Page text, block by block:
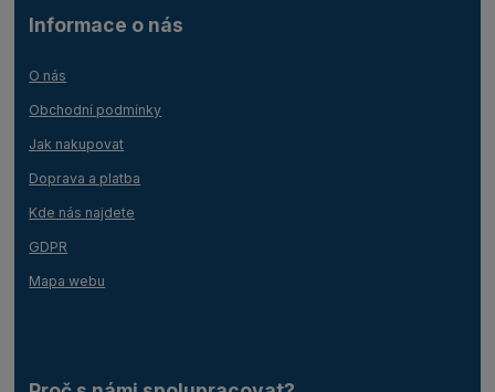
Informace o nás
O nás
Obchodní podmínky
Jak nakupovat
Doprava a platba
Kde nás najdete
GDPR
Mapa webu